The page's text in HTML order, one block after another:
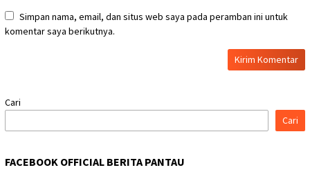
Simpan nama, email, dan situs web saya pada peramban ini untuk
komentar saya berikutnya.
Cari
Cari
FACEBOOK OFFICIAL BERITA PANTAU